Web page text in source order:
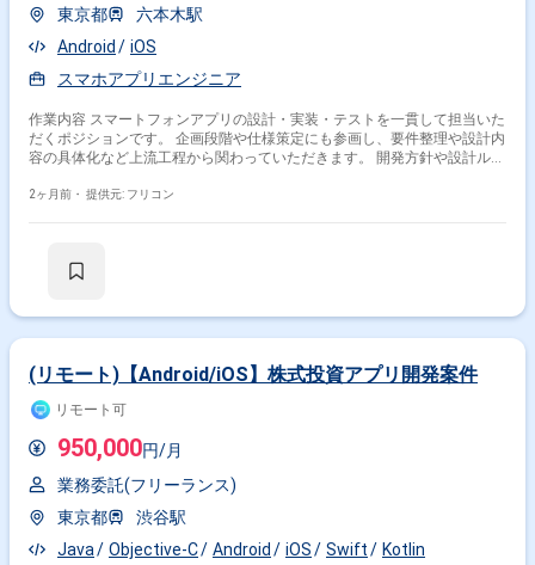
東京都
六本木駅
Android
iOS
スマホアプリエンジニア
作業内容 スマートフォンアプリの設計・実装・テストを一貫して担当いた
だくポジションです。 企画段階や仕様策定にも参画し、要件整理や設計内
容の具体化など上流工程から関わっていただきます。 開発方針や設計ルー
を推進できる方を想定しています。 ご経験に応じて、チームリードや設計
2ヶ月前・ 提供元: フリコン
(リモート)【Android/iOS】株式投資アプリ開発案件
リモート可
950,000円/月
業務委託(フリーランス)
東京都
渋谷駅
Java
Objective-C Android iOS Swift
Kotlin